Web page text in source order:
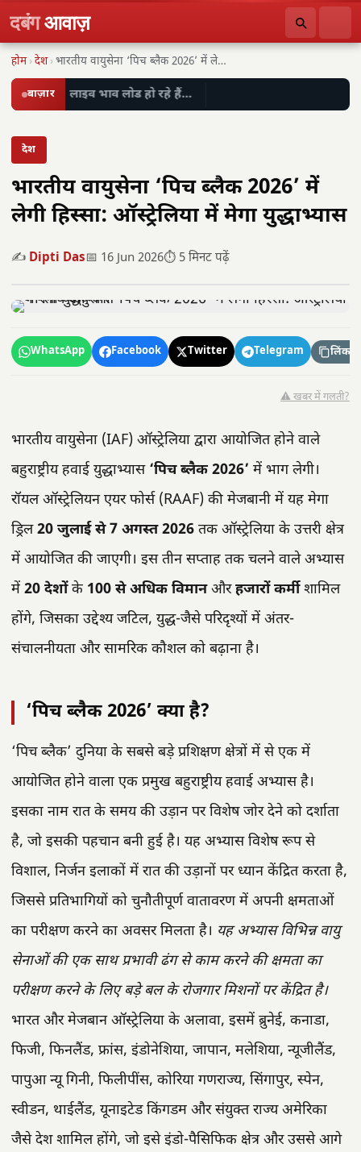
दबंगआवाज़
होम ›देश › भारतीय वायुसेना ‘पिच ब्लैक 2026’ में लेगी हिस्सा:…
बाज़ार लाइव भाव लोड हो रहे हैं…
देश
भारतीय वायुसेना ‘पिच ब्लैक 2026’ में
लेगी हिस्सा: ऑस्ट्रेलिया में मेगा युद्धाभ्यास
✍️ Dipti Das📅 16 Jun 2026⏱️ 5 मिनट पढ़ें
WhatsApp Facebook Twitter Telegram लिंक
⚠️ खबर में गलती?
भारतीय वायुसेना (IAF) ऑस्ट्रेलिया द्वारा आयोजित होने वाले
बहुराष्ट्रीय हवाई युद्धाभ्यास ‘पिच ब्लैक 2026’ में भाग लेगी।
रॉयल ऑस्ट्रेलियन एयर फोर्स (RAAF) की मेजबानी में यह मेगा
ड्रिल20 जुलाई से 7 अगस्त 2026 तक ऑस्ट्रेलिया के उत्तरी क्षेत्र
में आयोजित की जाएगी। इस तीन सप्ताह तक चलने वाले अभ्यास
में 20 देशोंके 100 से अधिक विमानऔरहजारों कर्मीशामिल
होंगे, जिसका उद्देश्य जटिल, युद्ध-जैसे परिदृश्यों में अंतर-
संचालनीयता और सामरिक कौशल को बढ़ाना है।
‘पिच ब्लैक 2026’ क्या है?
‘पिच ब्लैक’ दुनिया के सबसे बड़े प्रशिक्षण क्षेत्रों में से एक में
आयोजित होने वाला एक प्रमुख बहुराष्ट्रीय हवाई अभ्यास है।
इसका नाम रात के समय की उड़ान पर विशेष जोर देने को दर्शाता
है, जो इसकी पहचान बनी हुई है। यह अभ्यास विशेष रूप से
विशाल, निर्जन इलाकों में रात की उड़ानों पर ध्यान केंद्रित करता है,
जिससे प्रतिभागियों को चुनौतीपूर्ण वातावरण में अपनी क्षमताओं
का परीक्षण करने का अवसर मिलता है। यह अभ्यास विभिन्न वायु
सेनाओं की एक साथ प्रभावी ढंग से काम करने की क्षमता का
परीक्षण करने के लिए बड़े बल के रोजगार मिशनों पर केंद्रित है।
भारत और मेजबान ऑस्ट्रेलिया के अलावा, इसमें ब्रुनेई, कनाडा,
फिजी, फिनलैंड, फ्रांस, इंडोनेशिया, जापान, मलेशिया, न्यूजीलैंड,
पापुआ न्यू गिनी, फिलीपींस, कोरिया गणराज्य, सिंगापुर, स्पेन,
स्वीडन, थाईलैंड, यूनाइटेड किंगडम और संयुक्त राज्य अमेरिका
जैसे देश शामिल होंगे, जो इसे इंडो-पैसिफिक क्षेत्र और उससे आगे